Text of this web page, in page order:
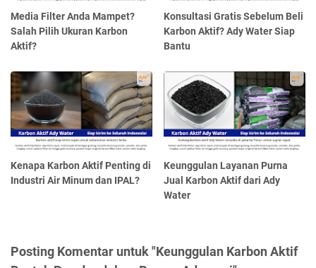
Media Filter Anda Mampet?
Salah Pilih Ukuran Karbon
Aktif?
Konsultasi Gratis Sebelum Beli
Karbon Aktif? Ady Water Siap
Bantu
Kenapa Karbon Aktif Penting di
Industri Air Minum dan IPAL?
Keunggulan Layanan Purna
Jual Karbon Aktif dari Ady
Water
Posting Komentar untuk "Keunggulan Karbon Aktif